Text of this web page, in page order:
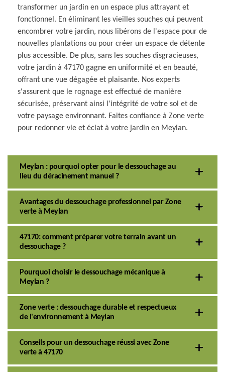
transformer un jardin en un espace plus attrayant et
fonctionnel. En éliminant les vieilles souches qui peuvent
encombrer votre jardin, nous libérons de l'espace pour de
nouvelles plantations ou pour créer un espace de détente
plus accessible. De plus, sans les souches disgracieuses,
votre jardin à 47170 gagne en uniformité et en beauté,
offrant une vue dégagée et plaisante. Nos experts
s'assurent que le rognage est effectué de manière
sécurisée, préservant ainsi l'intégrité de votre sol et de
votre paysage environnant. Faites confiance à Zone verte
pour redonner vie et éclat à votre jardin en Meylan.
Meylan : pourquoi opter pour le dessouchage au
lieu du déracinement manuel ?
Avantages du dessouchage professionnel par Zone
verte à Meylan
47170: comment préparer votre terrain avant un
dessouchage ?
Pourquoi choisir le dessouchage mécanique à
Meylan ?
Zone verte : dessouchage durable et respectueux
de l'environnement à Meylan
Conseils pour un dessouchage réussi avec Zone
verte à 47170